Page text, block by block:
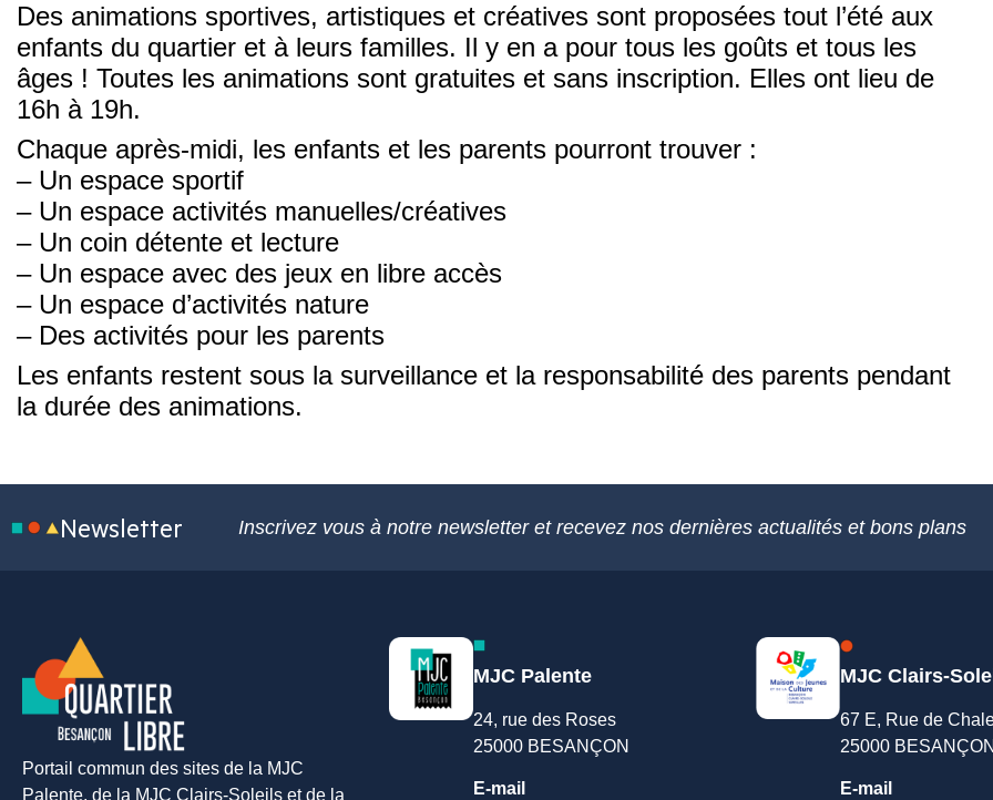
Des animations sportives, artistiques et créatives sont proposées tout l’été aux
enfants du quartier et à leurs familles. Il y en a pour tous les goûts et tous les
âges ! Toutes les animations sont gratuites et sans inscription. Elles ont lieu de
16h à 19h.
Chaque après-midi, les enfants et les parents pourront trouver :
– Un espace sportif
– Un espace activités manuelles/créatives
– Un coin détente et lecture
– Un espace avec des jeux en libre accès
– Un espace d’activités nature
– Des activités pour les parents
Les enfants restent sous la surveillance et la responsabilité des parents pendant
la durée des animations.
Newsletter Inscrivez vous à notre newsletter et recevez nos dernières actualités et bons plans
Portail commun des sites de la MJC
Palente, de la MJC Clairs-Soleils et de la
MJC Palente
24, rue des Roses
25000 BESANÇON
E-mail
MJC Clairs-
67 E, Rue de
25000 BESANÇON
E-mail